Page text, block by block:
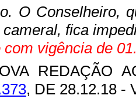
O Conselheiro,
fica
vigência de
REDAÇÃO
, DE 28.12.18 -